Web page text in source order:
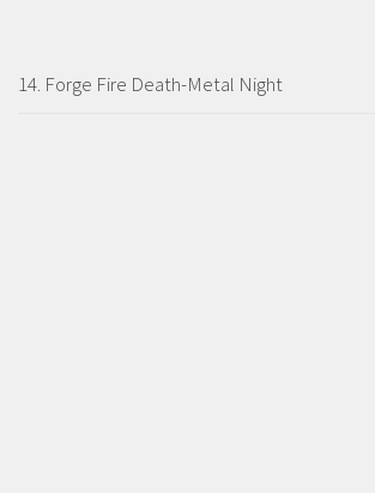
14. Forge Fire Death-Metal Night